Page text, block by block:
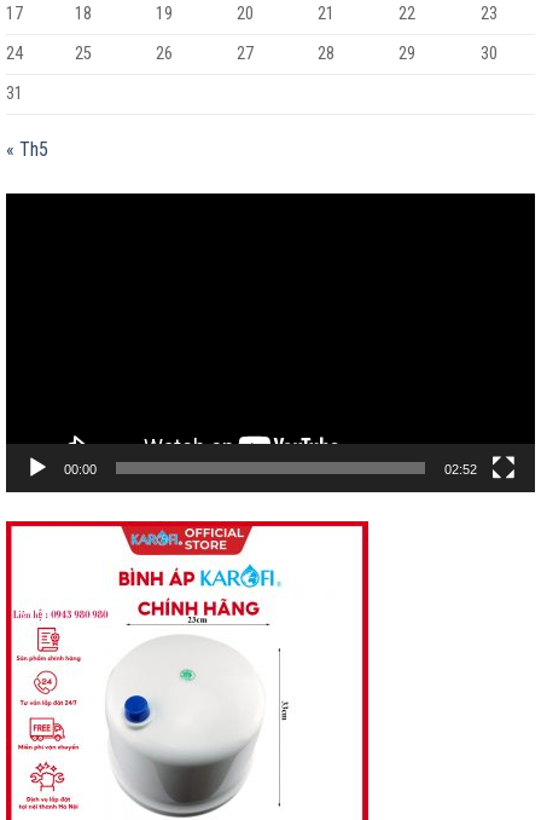
17
18 19 20 21 22
23
24
25 26 27 28 29
30
31
« Th5
00:00 02:52